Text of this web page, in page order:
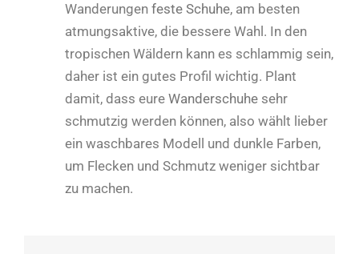
Wanderungen feste Schuhe, am besten
atmungsaktive, die bessere Wahl. In den
tropischen Wäldern kann es schlammig sein,
daher ist ein gutes Profil wichtig. Plant
damit, dass eure Wanderschuhe sehr
schmutzig werden können, also wählt lieber
ein waschbares Modell und dunkle Farben,
um Flecken und Schmutz weniger sichtbar
zu machen.